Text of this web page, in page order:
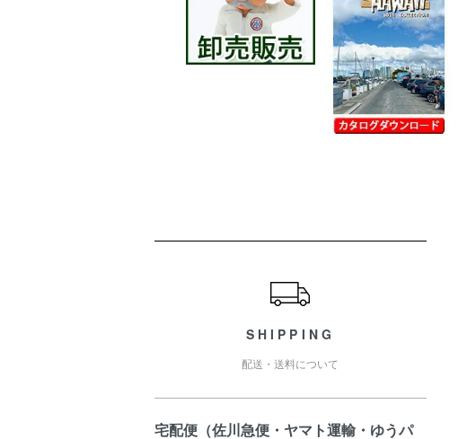
SHIPPING
配送・送料について
宅配便（佐川急便・ヤマト運輸・ゆうパ